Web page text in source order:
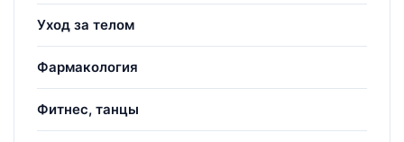
Уход за телом
Фармакология
Фитнес, танцы